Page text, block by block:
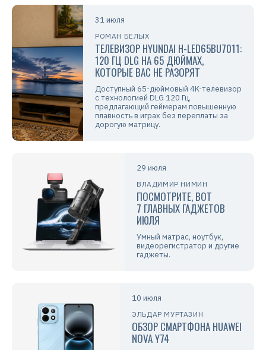
31 июля
РОМАН БЕЛЫХ
ТЕЛЕВИЗОР HYUNDAI H-LED65BU7011:
120 ГЦ DLG НА 65 ДЮЙМАХ,
КОТОРЫЕ ВАС НЕ РАЗОРЯТ
Доступный 65-дюймовый 4K-телевизор
с технологией DLG 120 Гц,
предлагающий геймерам повышенную
плавность в играх без переплаты за
дорогую матрицу.
29 июля
ВЛАДИМИР НИМИН
ПОСМОТРИТЕ, ВОТ
7 ГЛАВНЫХ ГАДЖЕТОВ
ИЮЛЯ
Умный матрас, ноутбук,
видеорегистратор и другие
гаджеты.
10 июля
ЭЛЬДАР МУРТАЗИН
ОБЗОР СМАРТФОНА HUAWEI
NOVA Y74